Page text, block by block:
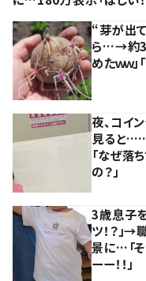
“芽が出
ら…→約3
めたｗｗ」
夜、コイ
見ると……
「なぜ落
の？」
3歳息子
ツ！？」
景に…「
ーー！！」